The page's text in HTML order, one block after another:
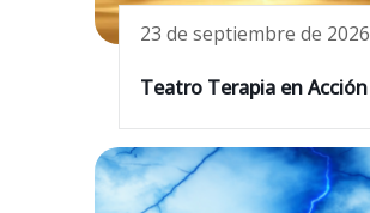
23 de septiembre de 2026
Teatro Terapia en Acción